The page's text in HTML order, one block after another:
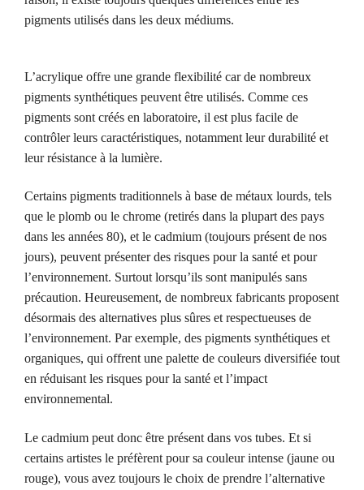
pigments utilisés dans les deux médiums.
L’acrylique offre une grande flexibilité car de nombreux
pigments synthétiques peuvent être utilisés. Comme ces
pigments sont créés en laboratoire, il est plus facile de
contrôler leurs caractéristiques, notamment leur durabilité et
leur résistance à la lumière.
Certains pigments traditionnels à base de métaux lourds, tels
que le plomb ou le chrome (retirés dans la plupart des pays
dans les années 80), et le cadmium (toujours présent de nos
jours), peuvent présenter des risques pour la santé et pour
l’environnement. Surtout lorsqu’ils sont manipulés sans
précaution. Heureusement, de nombreux fabricants proposent
désormais des alternatives plus sûres et respectueuses de
l’environnement. Par exemple, des pigments synthétiques et
organiques, qui offrent une palette de couleurs diversifiée tout
en réduisant les risques pour la santé et l’impact
environnemental.
Le cadmium peut donc être présent dans vos tubes. Et si
certains artistes le préfèrent pour sa couleur intense (jaune ou
rouge), vous avez toujours le choix de prendre l’alternative